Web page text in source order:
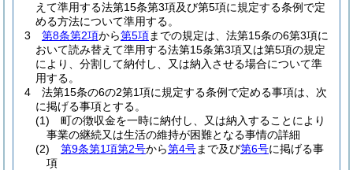
えて準用する法第15条第3項及び第5項に規定する条例で定
める方法について準用する。
3
第8条第2項から第5項までの規定は、法第15条の6第3項に
おいて読み替えて準用する法第15条第3項又は第5項の規定
により、分割して納付し、又は納入させる場合について準
用する。
4
法第15条の6の2第1項に規定する条例で定める事項は、次
に掲げる事項とする。
(1)
町の徴収金を一時に納付し、又は納入することにより
事業の継続又は生活の維持が困難となる事情の詳細
(2)
第9条第1項第2号から第4号まで及び第6号に掲げる事
項